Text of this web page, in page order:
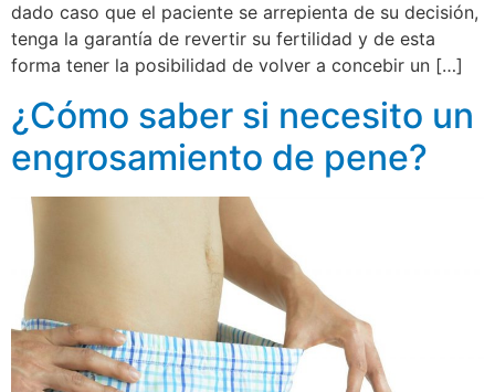
dado caso que el paciente se arrepienta de su decisión,
tenga la garantía de revertir su fertilidad y de esta
forma tener la posibilidad de volver a concebir un […]
¿Cómo saber si necesito un
engrosamiento de pene?